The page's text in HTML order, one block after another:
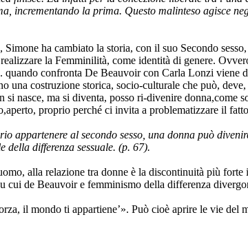
incrementando la prima. Questo malinteso agisce
ha cambiato la storia, con il suo Secondo
la Femminilità, come identità di genere.
confronta De Beauvoir con Carla Lonzi viene
una costruzione storica, socio-culturale che può,
si nasce, ma si diventa, posso ri-divenire donna,come
proprio perché ci invita a problematizzare il
appartenere al secondo sesso, una donna può
della differenza sessuale. (p. 67).
alla relazione tra donne è la discontinuità più
cui de Beauvoir e femminismo della differenza
il mondo ti appartiene’». Può cioè aprire le vie